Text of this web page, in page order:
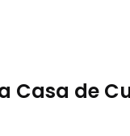
Casa de